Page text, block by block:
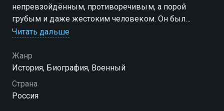
непревзойдённым, противоречивым, а порой
грубым и даже жестоким человеком. Он был
выдающимся полководцем, принимавшим Парад
властями
Читать дальше
Жанр
История, Биография, Военный
Страна
Россия